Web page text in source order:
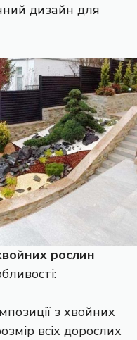
дизайн для
рослин
з хвойних
всіх дорослих